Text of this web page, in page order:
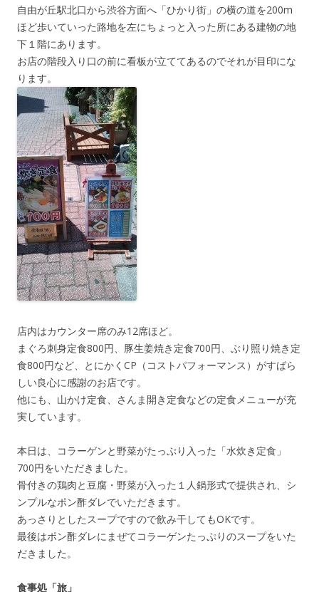
自由が丘駅北口から渋谷方面へ「ひかり街」の横の道を200m
ほど歩いていった路地を左にちょっと入った所にある建物の地
下１階にあります。
お店の階段入り口の前に看板が立ててあるのでそれが目印にな
ります。
店内はカウンター席のみ12席ほど。
まぐろ刺身定食800円、豚生姜焼き定食700円、ぶり照り焼き定
食800円など、とにかくCP（コストパフォーマンス）がすばら
しい良心に感謝のお店です。
他にも、山かけ定食、さんま開き定食などの定食メニューが充
実しています。
本日は、コラーゲンと野菜がたっぷり入った「水炊き定食」
700円をいただきました。
骨付きの鶏肉と豆腐・野菜が入った１人鍋形式で提供され、シ
ンプルなポン酢ダレでいただきます。
あっさりとしたスープですので飲み干してもOKです。
最後はポン酢ダレにまぜてコラーゲンたっぷりのスープをいた
だきました。
食事処「旅」